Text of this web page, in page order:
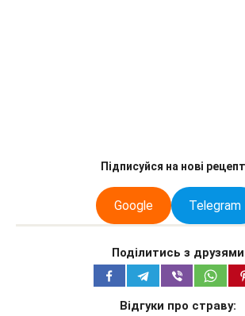
Підписуйся на нові
Google Telegram
Поділитись з друзями
Відгуки про страву: